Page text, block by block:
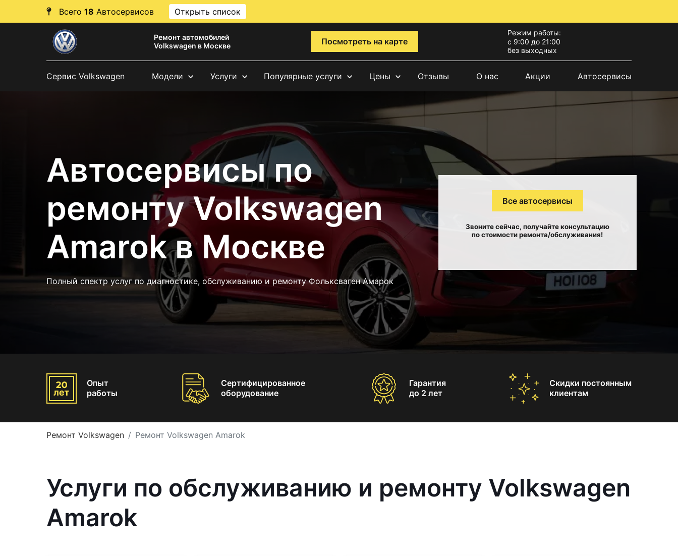
Всего 18 Автосервисов Открыть список
Ремонт автомобилей
Volkswagen в Москве
Посмотреть на карте
Режим работы:
с 9:00 до 21:00
без выходных
Сервис Volkswagen Модели Услуги Популярные услуги Цены Отзывы О нас Акции Автосервисы
Автосервисы по
ремонту Volkswagen
Amarok в Москве
Полный спектр услуг по диагностике, обслуживанию и ремонту Фольксваген Амарок
Все автосервисы
Звоните сейчас, получайте консультацию
по стоимости ремонта/обслуживания!
Опыт
работы
Сертифицированное
оборудование
Гарантия
до 2 лет
Скидки постоянным
клиентам
Ремонт Volkswagen Ремонт Volkswagen Amarok
Услуги по обслуживанию и ремонту Volkswagen
Amarok